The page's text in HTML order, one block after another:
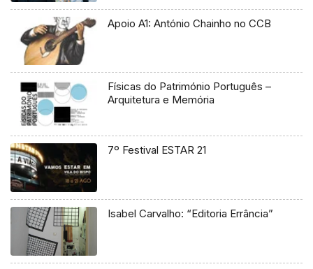
Apoio A1: António Chainho no CCB
Físicas do Património Português –
Arquitetura e Memória
7º Festival ESTAR 21
Isabel Carvalho: “Editoria Errância”